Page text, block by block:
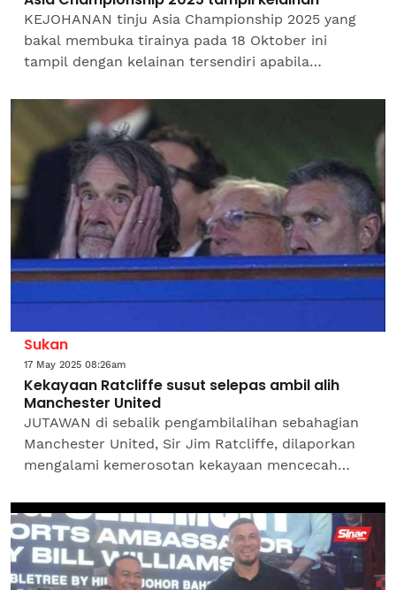
KEJOHANAN tinju Asia Championship 2025 yang
bakal membuka tirainya pada 18 Oktober ini
tampil dengan kelainan tersendiri apabila
atlet tanah air dalam...
Sukan
17 May 2025 08:26am
Kekayaan Ratcliffe susut selepas ambil alih
Manchester United
JUTAWAN di sebalik pengambilalihan sebahagian
Manchester United, Sir Jim Ratcliffe, dilaporkan
mengalami kemerosotan kekayaan mencecah
tempoh...